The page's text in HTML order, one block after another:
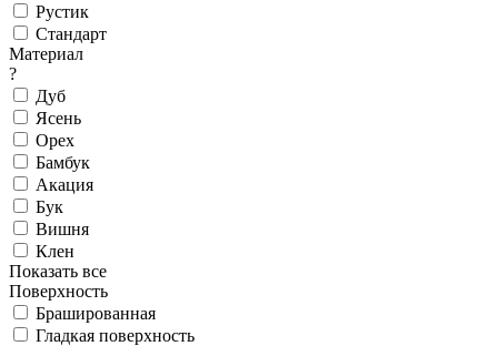
Рустик
Стандарт
Материал
?
Дуб
Ясень
Орех
Бамбук
Акация
Бук
Вишня
Клен
Показать все
Поверхность
Брашированная
Гладкая поверхность